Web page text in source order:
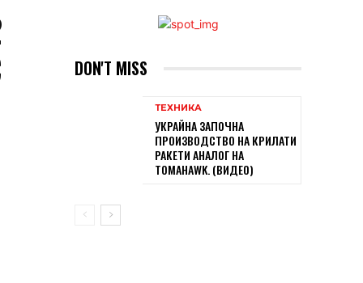
DON'T MISS
ТЕХНИКА
УКРАЙНА ЗАПОЧНА
ПРОИЗВОДСТВО НА КРИЛАТИ
РАКЕТИ АНАЛОГ НА
TOMAHAWK. (ВИДЕО)